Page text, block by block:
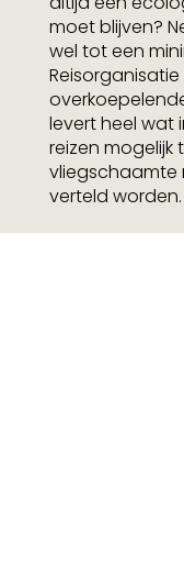
moet blijven?
wel tot een
levert heel wat
reizen mogelijk
vliegschaamte
verteld worden.